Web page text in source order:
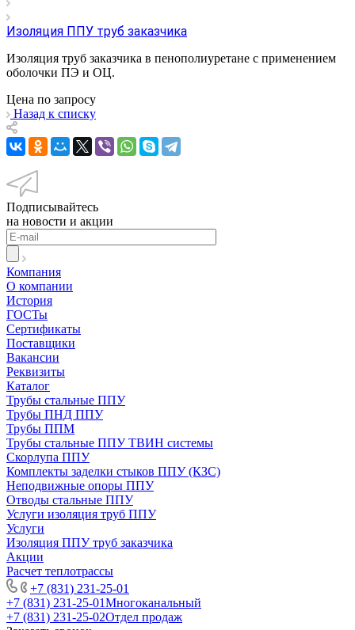
Изоляция ППУ труб заказчика
Изоляция труб заказчика в пенополиуретане с применением
оболочки ПЭ и ОЦ.
Цена по запросу
Назад к списку
Подписывайтесь
на новости и акции
Компания
О компании
История
ГОСТы
Сертификаты
Поставщики
Вакансии
Реквизиты
Каталог
Трубы стальные ППУ
Трубы ПНД ППУ
Трубы ППМ
Трубы стальные ППУ ТВИН системы
Скорлупа ППУ
Комплекты заделки стыков ППУ (КЗС)
Неподвижные опоры ППУ
Отводы стальные ППУ
Услуги изоляция труб ППУ
Услуги
Изоляция ППУ труб заказчика
Акции
Расчет теплотрассы
+7 (831) 231-25-01
+7 (831) 231-25-01Многоканальный
+7 (831) 231-25-02Отдел продаж